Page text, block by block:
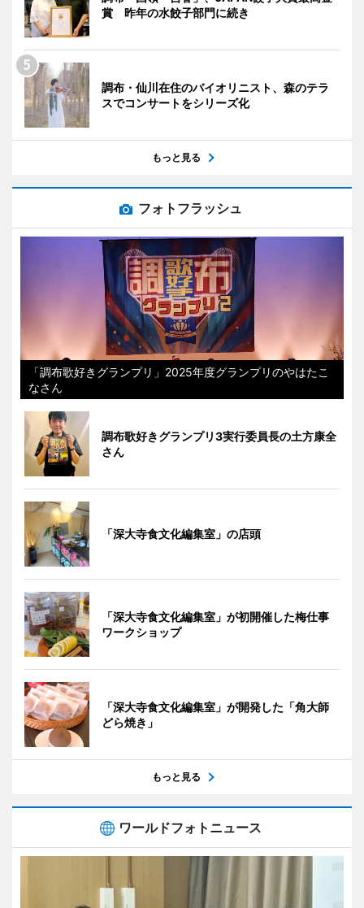
賞 昨年の水餃子部門に続き
調布・仙川在住のバイオリニスト、森のテラ
スでコンサートをシリーズ化
もっと見る
フォトフラッシュ
「調布歌好きグランプリ」2025年度グランプリのやはたこ
なさん
調布歌好きグランプリ3実行委員長の土方康全
さん
「深大寺食文化編集室」の店頭
「深大寺食文化編集室」が初開催した梅仕事
ワークショップ
「深大寺食文化編集室」が開発した「角大師
どら焼き」
もっと見る
ワールドフォトニュース